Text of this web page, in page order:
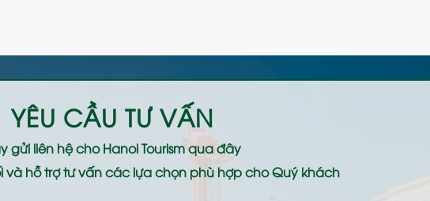
YÊU CẦU TƯ VẤN
gửi liên hệ choHanoi Tourismqua đây
và hỗ trợ tư vấn các lựa chọn phù hợp cho Quý khách